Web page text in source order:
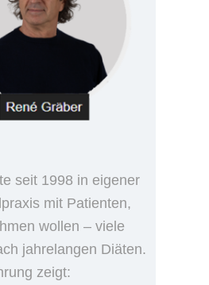
seit 1998 in eigener
mit Patienten,
wollen – viele
jahrelangen Diäten.
zeigt: